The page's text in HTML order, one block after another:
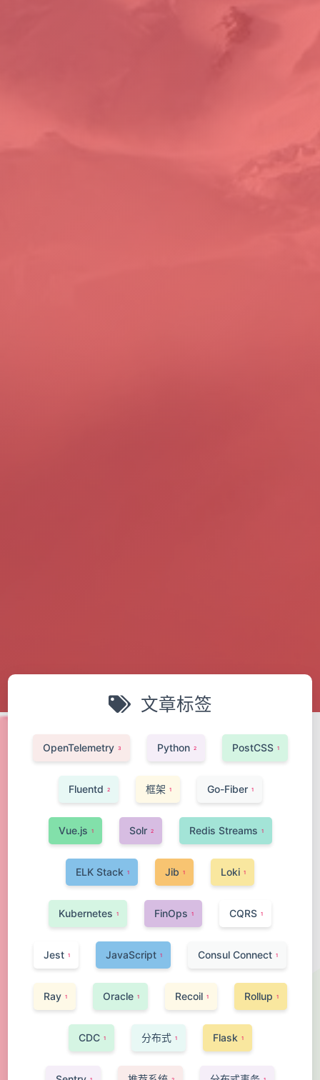
文章标签
OpenTelemetry 3 Python 2 PostCSS 1
Fluentd 2 框架 1 Go-Fiber 1
Vue.js 1 Solr 2 Redis Streams 1
ELK Stack 1 Jib 1 Loki 1
Kubernetes 1 FinOps 1 CQRS 1
Jest 1 JavaScript 1 Consul Connect 1
Ray 1 Oracle 1 Recoil 1 Rollup 1
CDC 1 分布式 1 Flask 1